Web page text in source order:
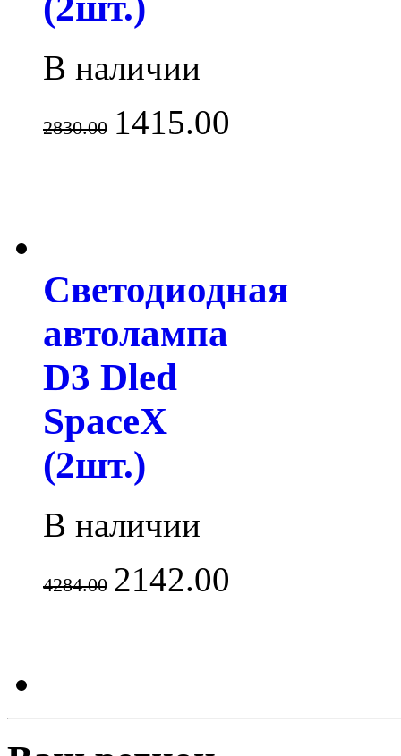
В наличии
2830.00 1415.00
Светодиодная
автолампа
D3 Dled
SpaceX
(2шт.)
В наличии
4284.00 2142.00